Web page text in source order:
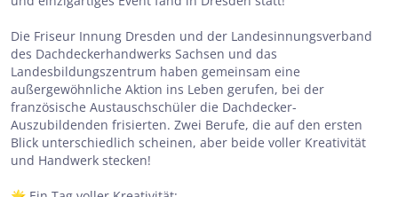
Die Friseur Innung Dresden und der Landesinnungsverband
des Dachdeckerhandwerks Sachsen und das
Landesbildungszentrum haben gemeinsam eine
außergewöhnliche Aktion ins Leben gerufen, bei der
französische Austauschschüler die Dachdecker-
Auszubildenden frisierten. Zwei Berufe, die auf den ersten
Blick unterschiedlich scheinen, aber beide voller Kreativität
und Handwerk stecken!